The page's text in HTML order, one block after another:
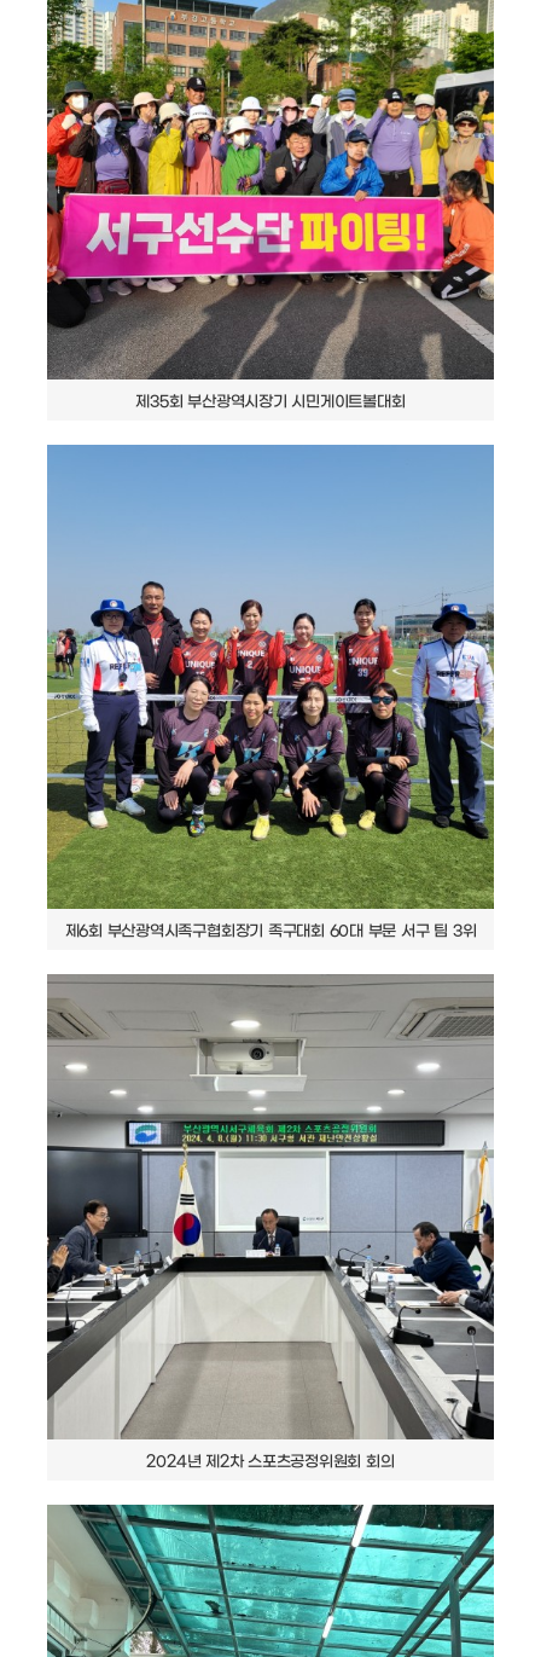
제35회 부산광역시장기 시민게이트볼대회
제6회 부산광역시족구협회장기 족구대회 60대 부문 서구 팀 3위
2024년 제2차 스포츠공정위원회 회의